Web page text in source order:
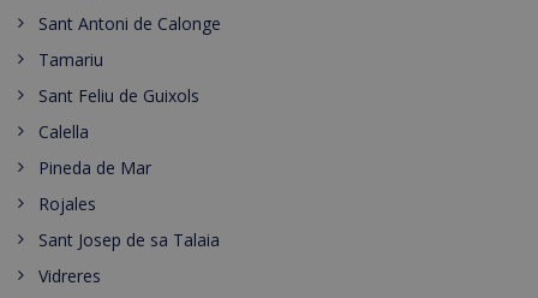
Sant Antoni de Calonge
Tamariu
Sant Feliu de Guixols
Calella
Pineda de Mar
Rojales
Sant Josep de sa Talaia
Vidreres